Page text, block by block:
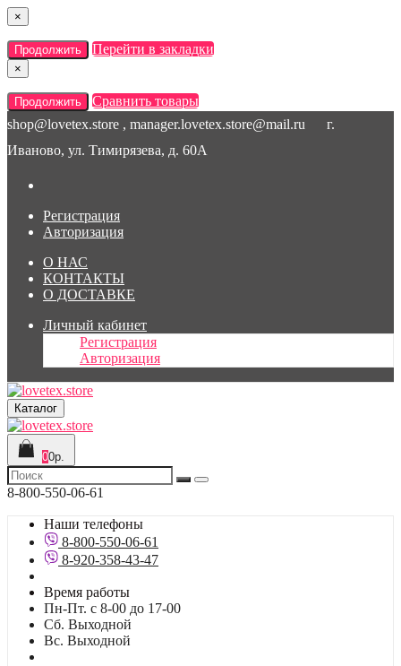
×
Продолжить Перейти в закладки
×
Продолжить
Сравнить товары
shop@lovetex.store , manager.lovetex.store@mail.ru
г.
Иваново, ул. Тимирязева, д. 60А
Регистрация
Авторизация
О НАС
КОНТАКТЫ
О ДОСТАВКЕ
Личный кабинет
Регистрация
Авторизация
Каталог
00р.
8-800-550-06-61
Наши телефоны
8-800-550-06-61
8-920-358-43-47
Время работы
Пн-Пт. с 8-00 до 17-00
Сб. Выходной
Вс. Выходной